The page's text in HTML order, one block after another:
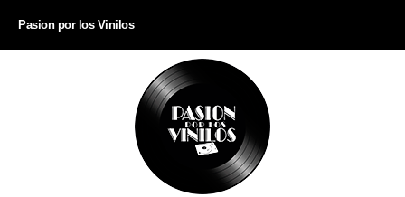
Pasion por los Vinilos